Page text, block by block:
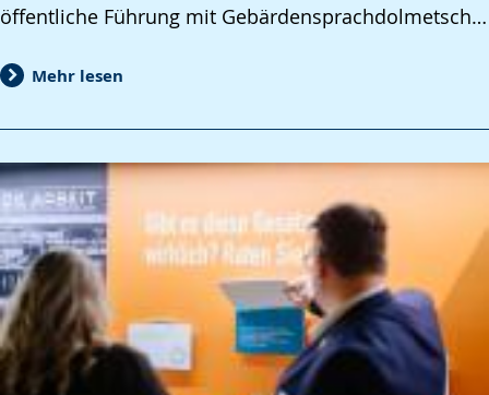
öffentliche Führung mit Gebärdensprachdolmetsch…
Mehr lesen